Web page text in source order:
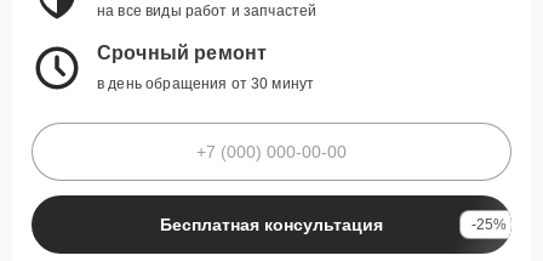
на все виды работ и запчастей
Срочный ремонт
в день обращения от 30 минут
Бесплатная консультация -25%